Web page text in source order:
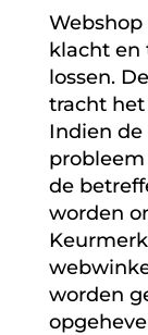
klacht en
lossen.
tracht het
Indien
de
worden
worden